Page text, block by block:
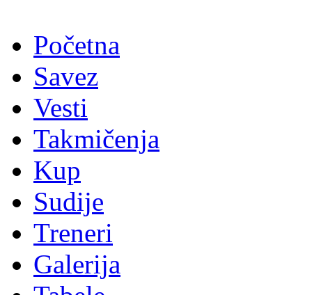
Početna
Savez
Vesti
Takmičenja
Kup
Sudije
Treneri
Galerija